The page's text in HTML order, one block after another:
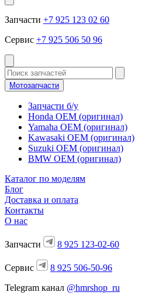
Запчасти +7 925 123 02 60
Сервис +7 925 506 50 96
Мотозапчасти
Запчасти б/у
Honda OEM (оригинал)
Yamaha OEM (оригинал)
Kawasaki OEM (оригинал)
Suzuki OEM (оригинал)
BMW OEM (оригинал)
Каталог по моделям
Блог
Доставка и оплата
Контакты
О нас
Запчасти 8 925 123-02-60
Сервис
8 925 506-50-96
Telegram канал @hmrshop_ru